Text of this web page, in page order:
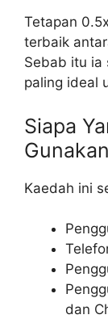
Tetapan
terbaik
Sebab itu ia
paling ideal
Siapa
Kaedah ini
dan